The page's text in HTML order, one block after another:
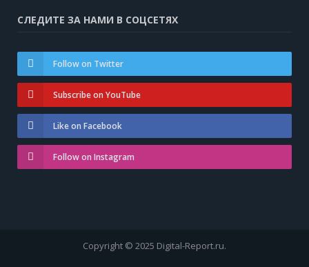
СЛЕДИТЕ ЗА НАМИ В СОЦСЕТЯХ
Follow on Twitter
Subscribe on YouTube
Like on Facebook
Follow on Instagram
Copyright © 2025 Digital-Report.ru.